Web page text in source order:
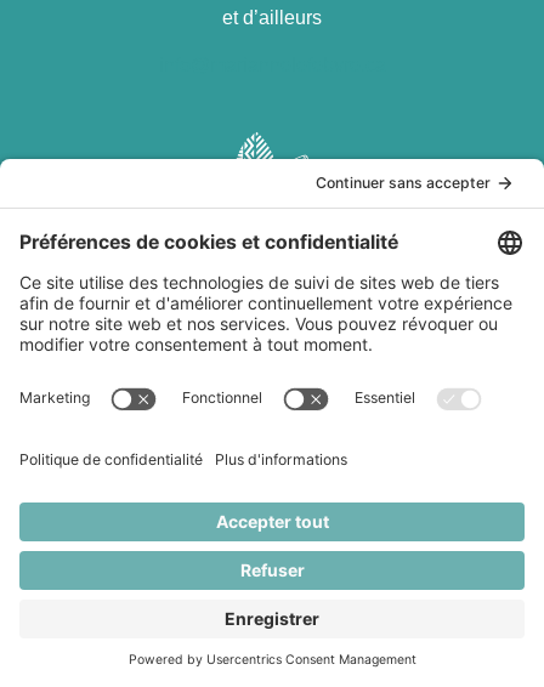
et d’ailleurs
Abonnez-vous à l’infolettre
Je m'abonne à l'infolettre
Services
interculturelles
À ma
table
Recettes
Websérie
À propos
Marianne
Lefebvre?
cuisines du
Monde
confidentialité
Livraison et